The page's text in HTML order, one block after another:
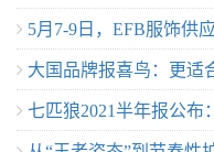
5月7-9日，EFB服饰供
大国品牌报喜鸟：更适
七匹狼2021半年报公布